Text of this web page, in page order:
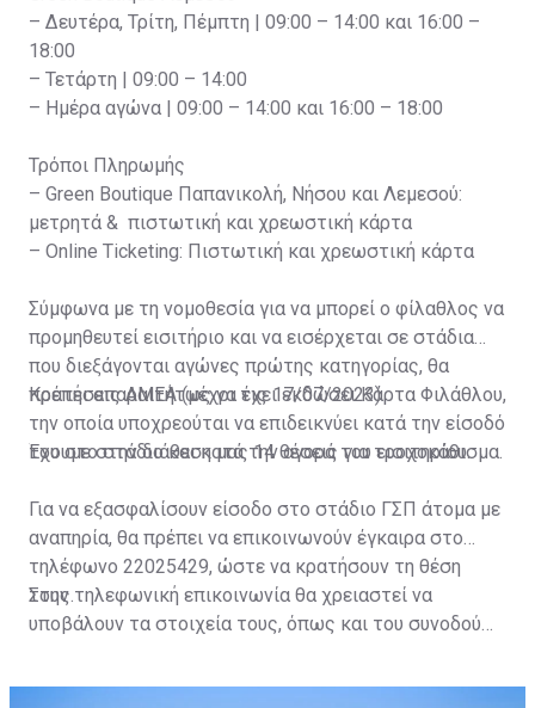
– Δευτέρα, Τρίτη, Πέμπτη | 09:00 – 14:00 και 16:00 –
18:00
– Τετάρτη | 09:00 – 14:00
– Ημέρα αγώνα | 09:00 – 14:00 και 16:00 – 18:00
Τρόποι Πληρωμής
– Green Boutique Παπανικολή, Νήσου και Λεμεσού:
μετρητά & πιστωτική και χρεωστική κάρτα
– Online Ticketing: Πιστωτική και χρεωστική κάρτα
Σύμφωνα με τη νομοθεσία για να μπορεί ο φίλαθλος να
προμηθευτεί εισιτήριο και να εισέρχεται σε στάδια
που διεξάγονται αγώνες πρώτης κατηγορίας, θα
πρέπει απαραιτήτως να έχει εκδώσει Κάρτα Φιλάθλου,
την οποία υποχρεούται να επιδεικνύει κατά την είσοδό
του στο στάδιο και κατά την αγορά του εισιτηρίου.
Κρατήσεις ΑΜΕΑ (μέχρι τις 17/07/2023)
Έχουμε στην διάθεση μας 14 θέσεις για τροχοκάθισμα.
Για να εξασφαλίσουν είσοδο στο στάδιο ΓΣΠ άτομα με
αναπηρία, θα πρέπει να επικοινωνούν έγκαιρα στο
τηλέφωνο 22025429, ώστε να κρατήσουν τη θέση
τους.
Στην τηλεφωνική επικοινωνία θα χρειαστεί να
υποβάλουν τα στοιχεία τους, όπως και του συνοδού
ονοματεπώνυμο, αριθμός πινακίδας αυτοκινήτου,